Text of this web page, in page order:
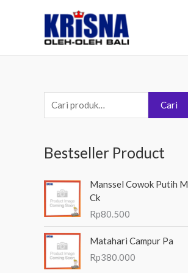
e
c
a
u
Cari
Bestseller Product
Manssel Cowok Putih M
Ck
Rp80.500
Matahari Campur Pa
Rp380.000